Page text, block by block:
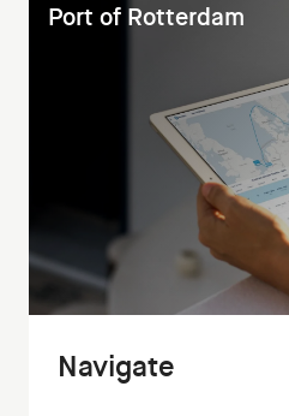
Port of Rotterdam
Navigate